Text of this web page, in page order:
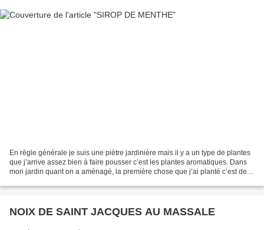
En règle générale je suis une piètre jardinière mais il y a un type de plantes
que j’arrive assez bien à faire pousser c’est les plantes aromatiques. Dans
mon jardin quant on a aménagé, la première chose que j’ai planté c’est de la
NOIX DE SAINT JACQUES AU MASSALE